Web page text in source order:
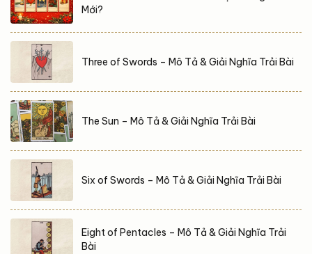
Mới?
Three of Swords – Mô Tả & Giải Nghĩa Trải Bài
The Sun – Mô Tả & Giải Nghĩa Trải Bài
Six of Swords – Mô Tả & Giải Nghĩa Trải Bài
Eight of Pentacles – Mô Tả & Giải Nghĩa Trải
Bài